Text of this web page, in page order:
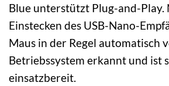
Blue unterstützt Plug-and-Play.
Einstecken des USB-Nano-
Maus in der Regel automatisch
Betriebssystem erkannt und ist
einsatzbereit.